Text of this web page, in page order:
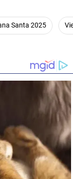
Santa 2025